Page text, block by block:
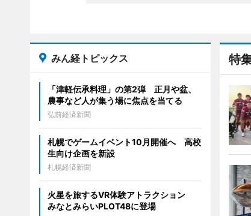
特
みん経トピックス
「津軽伝承料理」の第2弾 正月や盆、
農事など人が集う場に焦点を当てる
弘前経済新聞
札幌でゲームイベント10月開催へ 高校
生向け企画を新設
札幌経済新聞
火星を旅するVR体験アトラクション
みなとみらいPLOT48に登場